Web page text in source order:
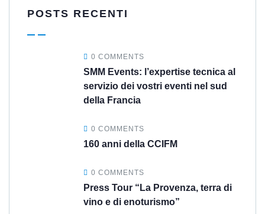
POSTS RECENTI
0 COMMENTS
SMM Events: l’expertise tecnica al
servizio dei vostri eventi nel sud
della Francia
0 COMMENTS
160 anni della CCIFM
0 COMMENTS
Press Tour “La Provenza, terra di
vino e di enoturismo”